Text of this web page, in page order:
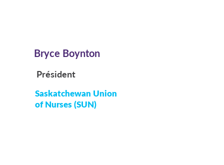
Bryce Boynton
Président
Saskatchewan Union
of Nurses (SUN)